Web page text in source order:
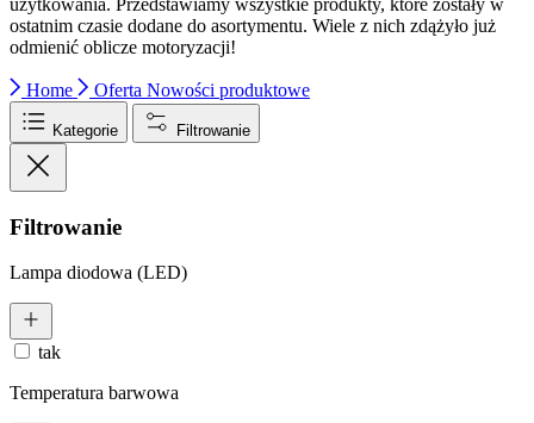
ostatnim czasie dodane do asortymentu. Wiele z nich zdążyło już
odmienić oblicze motoryzacji!
Home Oferta Nowości produktowe
Kategorie Filtrowanie
Filtrowanie
Lampa diodowa (LED)
tak
Temperatura barwowa